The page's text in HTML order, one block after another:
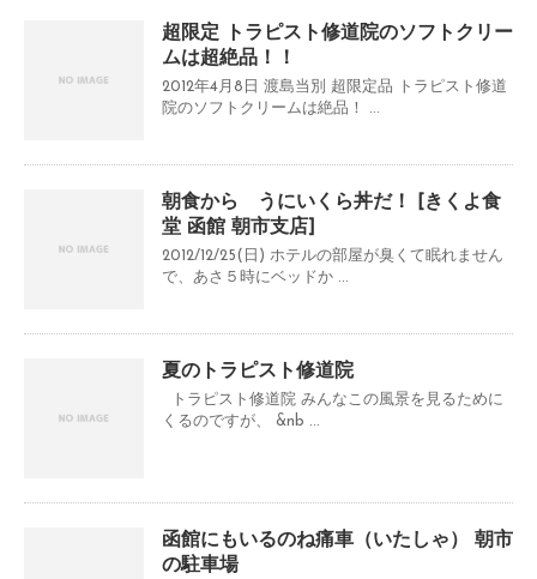
超限定 トラピスト修道院のソフトクリー
ムは超絶品！！
2012年4月8日 渡島当別 超限定品 トラピスト修道
院のソフトクリームは絶品！ ...
朝食から うにいくら丼だ！ [きくよ食
堂 函館 朝市支店]
2012/12/25(日) ホテルの部屋が臭くて眠れません
で、あさ５時にベッドか ...
夏のトラピスト修道院
トラピスト修道院 みんなこの風景を見るために
くるのですが、 &nb ...
函館にもいるのね痛車（いたしゃ） 朝市
の駐車場